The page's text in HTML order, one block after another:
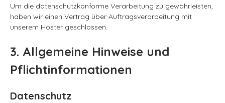
Um die datenschutzkonforme Verarbeitung zu gewährleisten,
haben wir einen Vertrag über Auftragsverarbeitung mit
unserem Hoster geschlossen.
3. Allgemeine Hinweise und
Pflichtinformationen
Datenschutz